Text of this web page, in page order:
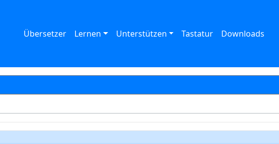
Übersetzer Lernen Unterstützen Tastatur Downloads